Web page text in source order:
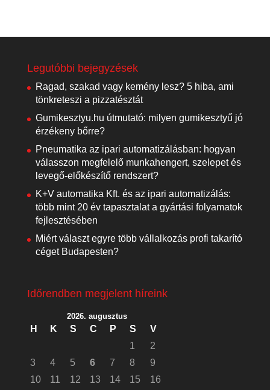
Legutóbbi bejegyzések
Ragad, szakad vagy kemény lesz? 5 hiba, ami
tönkreteszi a pizzatésztát
Gumikesztyu.hu útmutató: milyen gumikesztyű jó
érzékeny bőrre?
Pneumatika az ipari automatizálásban: hogyan
válasszon megfelelő munkahengert, szelepet és
levegő-előkészítő rendszert?
K+V automatika Kft. és az ipari automatizálás:
több mint 20 év tapasztalat a gyártási folyamatok
fejlesztésében
Miért választ egyre több vállalkozás profi takarító
céget Budapesten?
Időrendben megjelent híreink
2026. augusztus
H K S C P S
V
1
2
3
4 5 6 7 8
9
10
11 12 13 14 15
16